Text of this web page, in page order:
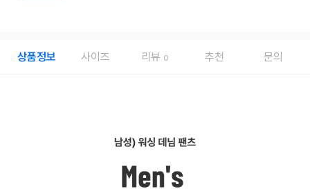
상품정보 사이즈 리뷰 0 추천 문의